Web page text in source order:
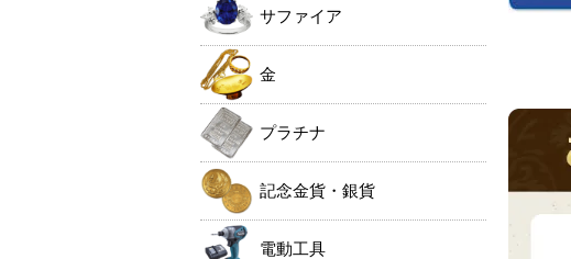
サファイア
金
プラチナ
記念金貨・銀貨
電動工具